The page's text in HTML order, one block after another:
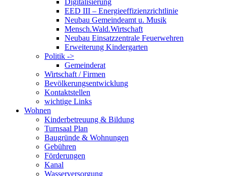
Digitalisierung
EED III – Energieeffizienzrichtlinie
Neubau Gemeindeamt u. Musik
Mensch.Wald.Wirtschaft
Neubau Einsatzzentrale Feuerwehren
Erweiterung Kindergarten
Politik ->
Gemeinderat
Wirtschaft / Firmen
Bevölkerungsentwicklung
Kontaktstellen
wichtige Links
Wohnen
Kinderbetreuung & Bildung
Turnsaal Plan
Baugründe & Wohnungen
Gebühren
Förderungen
Kanal
Wasserversorgung